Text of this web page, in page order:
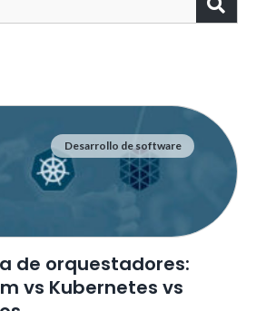
Desarrollo de software
de orquestadores:
vs Kubernetes vs
Necesarias
Estas cookies no son
necesarias para que
_ga |